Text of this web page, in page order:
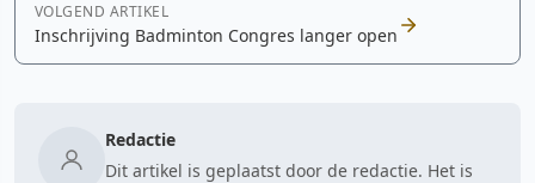
VOLGEND ARTIKEL
Inschrijving Badminton Congres langer open
Redactie
Dit artikel is geplaatst door de redactie. Het is